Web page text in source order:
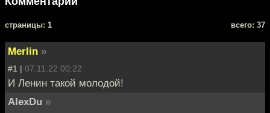
cтраницы: 1 всего: 37
Merlin »
#1 | 07.11.22 00:22
И Ленин такой молодой!
AlexDu »